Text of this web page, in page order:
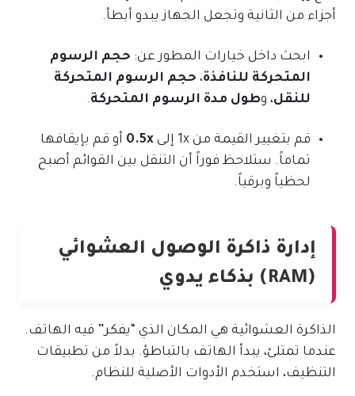
أجزاء من الثانية وتجعل الجهاز يبدو أبطأ.
ابحث داخل خيارات المطور عن: حجم الرسوم
المتحركة للنافذة، حجم الرسوم المتحركة
للنقل، وطول مدة الرسوم المتحركة.
قم بتغيير القيمة من 1x إلى 0.5x أو قم بإيقافها
تماماً. ستلاحظ فوراً أن التنقل بين القوائم أصبح
لحظياً وبرقياً.
إدارة ذاكرة الوصول العشوائي
(RAM) بذكاء يدوي
الذاكرة العشوائية هي المكان الذي “يفكر” فيه الهاتف.
عندما تمتلئ، يبدأ الهاتف بالتباطؤ. بدلاً من تطبيقات
التنظيف، استخدم الأدوات الأصلية للنظام.